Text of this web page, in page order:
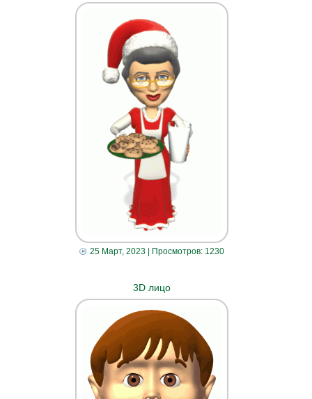
25 Март, 2023 | Просмотров: 1230
3D лицо